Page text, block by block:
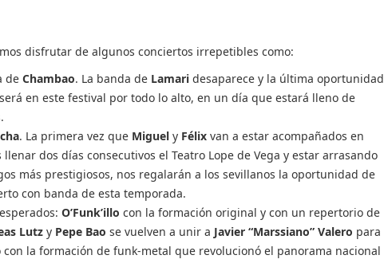
disfrutar de algunos conciertos irrepetibles como:
de Chambao. La banda de Lamari desaparece y la última oportunidad
en este festival por todo lo alto, en un día que estará lleno de
. La primera vez que Miguel y Félix van a estar acompañados en
dos días consecutivos el Teatro Lope de Vega y estar arrasando
más prestigiosos, nos regalarán a los sevillanos la oportunidad de
con banda de esta temporada.
O’Funk’illo con la formación original y con un repertorio de
Lutz y Pepe Bao se vuelven a unir a Javier “Marssiano” Valero para
la formación de funk-metal que revolucionó el panorama nacional